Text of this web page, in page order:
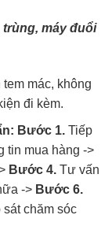
máy đuổi
mác, không
đi kèm.
Bước 1. Tiếp
tin mua hàng ->
Bước 4. Tư vấn
-> Bước 6.
sát chăm sóc